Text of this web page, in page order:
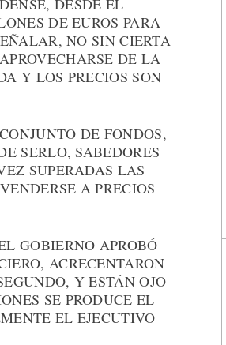
DESDE EL
DE EUROS PARA
NO SIN CIERTA
DE LA
Y LOS PRECIOS SON
DE FONDOS,
SERLO, SABEDORES
SUPERADAS LAS
A PRECIOS
GOBIERNO APROBÓ
ACRECENTARON
Y ESTÁN OJO
SE PRODUCE EL
EL EJECUTIVO